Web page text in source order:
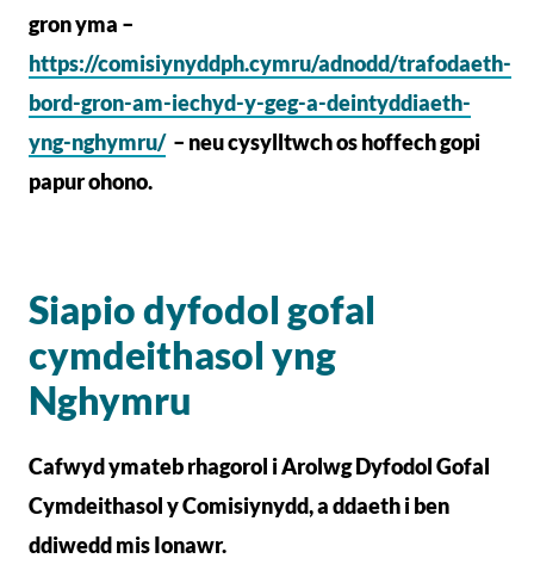
gron yma –
https://comisiynyddph.cymru/adnodd/trafodaeth-
bord-gron-am-iechyd-y-geg-a-deintyddiaeth-
yng-nghymru/ – neu cysylltwch os hoffech gopi
papur ohono.
Siapio dyfodol gofal
cymdeithasol yng
Nghymru
Cafwyd ymateb rhagorol i Arolwg Dyfodol Gofal
Cymdeithasol y Comisiynydd, a ddaeth i ben
ddiwedd mis Ionawr.